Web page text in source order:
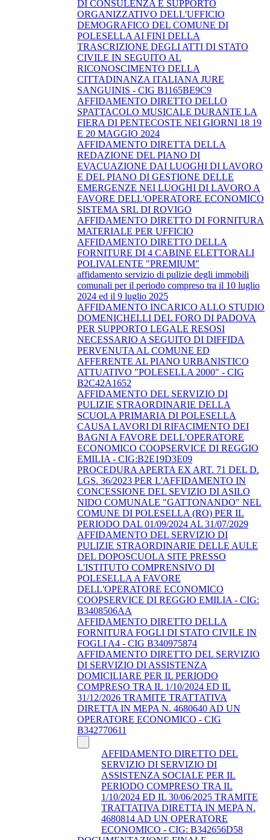
DI CONSULENZA E SUPPORTO
ORGANIZZATIVO DELL'UFFICIO
DEMOGRAFICO DEL COMUNE DI
POLESELLA AI FINI DELLA
TRASCRIZIONE DEGLI ATTI DI STATO
CIVILE IN SEGUITO AL
RICONOSCIMENTO DELLA
CITTADINANZA ITALIANA JURE
SANGUINIS - CIG B1165BE9C9
AFFIDAMENTO DIRETTO DELLO
SPATTACOLO MUSICALE DURANTE LA
FIERA DI PENTECOSTE NEI GIORNI 18 19
E 20 MAGGIO 2024
AFFIDAMENTO DIRETTA DELLA
REDAZIONE DEL PIANO DI
EVACUAZIONE DAI LUOGHI DI LAVORO
E DEL PIANO DI GESTIONE DELLE
EMERGENZE NEI LUOGHI DI LAVORO A
FAVORE DELL'OPERATORE ECONOMICO
SISTEMA SRL DI ROVIGO
AFFIDAMENTO DIRETTO DI FORNITURA
MATERIALE PER UFFICIO
AFFIDAMENTO DIRETTO DELLA
FORNITURE DI 4 CABINE ELETTORALI
POLIVALENTE "PREMIUM"
affidamento servizio di pulizie degli immobili
comunali per il periodo compreso tra il 10 luglio
2024 ed il 9 luglio 2025
AFFIDAMENTO INCARICO ALLO STUDIO
DOMENICHELLI DEL FORO DI PADOVA
PER SUPPORTO LEGALE RESOSI
NECESSARIO A SEGUITO DI DIFFIDA
PERVENUTA AL COMUNE ED
AFFERENTE AL PIANO URBANISTICO
ATTUATIVO "POLESELLA 2000" - CIG
B2C42A1652
AFFIDAMENTO DEL SERVIZIO DI
PULIZIE STRAORDINARIE DELLA
SCUOLA PRIMARIA DI POLESELLA
CAUSA LAVORI DI RIFACIMENTO DEI
BAGNI A FAVORE DELL'OPERATORE
ECONOMICO COOPSERVICE DI REGGIO
EMILIA - CIG:B2E19D3E09
PROCEDURA APERTA EX ART. 71 DEL D.
LGS. 36/2023 PER L'AFFIDAMENTO IN
CONCESSIONE DEL SEVIZIO DI ASILO
NIDO COMUNALE "GATTONANDO" NEL
COMUNE DI POLESELLA (RO) PER IL
PERIODO DAL 01/09/2024 AL 31/07/2029
AFFIDAMENTO DEL SERVIZIO DI
PULIZIE STRAORDINARIE DELLE AULE
DEL DOPOSCUOLA SITE PRESSO
L'ISTITUTO COMPRENSIVO DI
POLESELLA A FAVORE
DELL'OPERATORE ECONOMICO
COOPSERVICE DI REGGIO EMILIA - CIG:
B3408506AA
AFFIDAMENTO DIRETTO DELLA
FORNITURA FOGLI DI STATO CIVILE IN
FOGLI A4 - CIG B340975874
AFFIDAMENTO DIRETTO DEL SERVIZIO
DI SERVIZIO DI ASSISTENZA
DOMICILIARE PER IL PERIODO
COMPRESO TRA IL 1/10/2024 ED IL
31/12/2026 TRAMITE TRATTATIVA
DIRETTA IN MEPA N. 4680640 AD UN
OPERATORE ECONOMICO - CIG
B342770611
AFFIDAMENTO DIRETTO DEL
SERVIZIO DI SERVIZIO DI
ASSISTENZA SOCIALE PER IL
PERIODO COMPRESO TRA IL
1/10/2024 ED IL 30/06/2025 TRAMITE
TRATTATIVA DIRETTA IN MEPA N.
4680814 AD UN OPERATORE
ECONOMICO - CIG: B342656D58